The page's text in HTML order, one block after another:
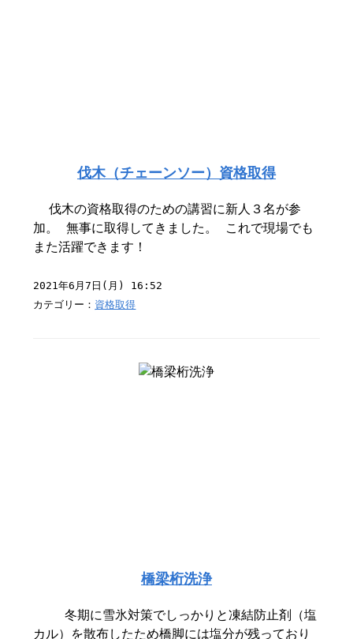
伐木（チェーンソー）資格取得
伐木の資格取得のための講習に新人３名が参
加。 無事に取得してきました。 これで現場でも
また活躍できます！
2021年6月7日(月) 16:52
カテゴリー： 資格取得
橋梁桁洗浄
冬期に雪氷対策でしっかりと凍結防止剤（塩
カル）を散布したため橋脚には塩分が残っており